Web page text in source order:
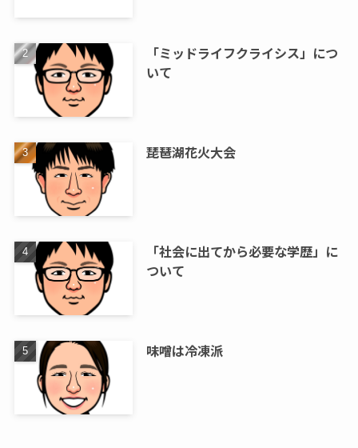
「ミッドライフクライシス」につ
いて
琵琶湖花火大会
「社会に出てから必要な学歴」に
ついて
味噌は冷凍派